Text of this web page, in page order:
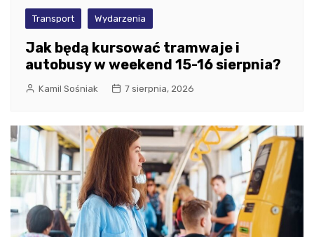
Transport Wydarzenia
Jak będą kursować tramwaje i
autobusy w weekend 15-16 sierpnia?
Kamil Sośniak 7 sierpnia, 2026